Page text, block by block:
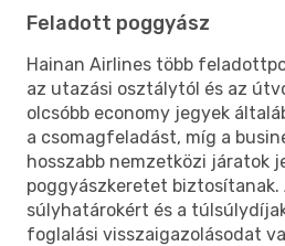
Feladott poggyász
Hainan Airlines több
az utazási osztálytól és az
olcsóbb economy jegyek
a csomagfeladást, míg a
hosszabb nemzetközi járatok
poggyászkeretet biztosítanak.
súlyhatárokért és a
foglalási visszaigazolásodat